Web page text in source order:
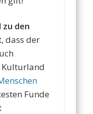
den
dass der
Kulturland
Funde